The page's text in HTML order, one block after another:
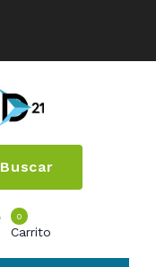
Buscar
0
Carrito